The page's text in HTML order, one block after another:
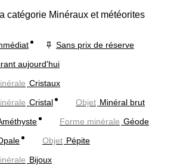
catégorie Minéraux et météorites
Sans prix de réserve
aujourd'hui
Cristaux
Cristal Objet Minéral brut
Forme minérale Géode
Objet Pépite
Bijoux